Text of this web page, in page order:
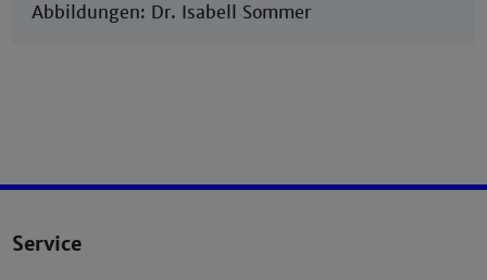
Abbildungen: Dr. Isabell Sommer
Service